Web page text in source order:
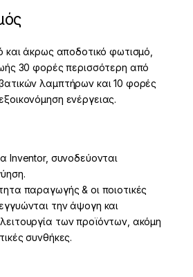
και άκρως αποδοτικό φωτισμό,
30 φορές περισσότερη από
λαμπτήρων και 10 φορές
ενέργειας.
Inventor, συνοδεύονται
παραγωγής & οι ποιοτικές
την άψογη και
των προϊόντων, ακόμη
συνθήκες.